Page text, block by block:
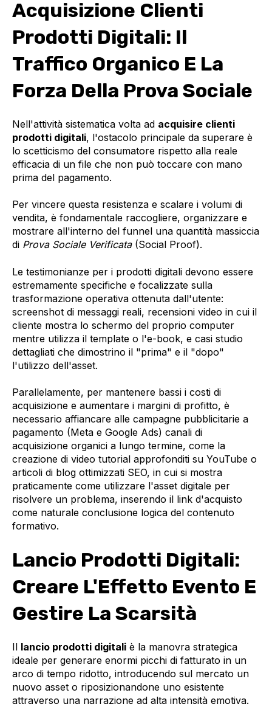
Acquisizione Clienti
Prodotti Digitali: Il
Traffico Organico E La
Forza Della Prova Sociale
Nell'attività sistematica volta ad acquisire clienti
prodotti digitali, l'ostacolo principale da superare è
lo scetticismo del consumatore rispetto alla reale
efficacia di un file che non può toccare con mano
prima del pagamento.
Per vincere questa resistenza e scalare i volumi di
vendita, è fondamentale raccogliere, organizzare e
mostrare all'interno del funnel una quantità massiccia
di Prova Sociale Verificata(Social Proof).
Le testimonianze per i prodotti digitali devono essere
estremamente specifiche e focalizzate sulla
trasformazione operativa ottenuta dall'utente:
screenshot di messaggi reali, recensioni video in cui il
cliente mostra lo schermo del proprio computer
mentre utilizza il template o l'e-book, e casi studio
dettagliati che dimostrino il "prima" e il "dopo"
l'utilizzo dell'asset.
Parallelamente, per mantenere bassi i costi di
acquisizione e aumentare i margini di profitto, è
necessario affiancare alle campagne pubblicitarie a
pagamento (Meta e Google Ads) canali di
acquisizione organici a lungo termine, come la
creazione di video tutorial approfonditi su YouTube o
articoli di blog ottimizzati SEO, in cui si mostra
praticamente come utilizzare l'asset digitale per
risolvere un problema, inserendo il link d'acquisto
come naturale conclusione logica del contenuto
formativo.
Lancio Prodotti Digitali:
Creare L'Effetto Evento E
Gestire La Scarsità
Il lancio prodotti digitali è la manovra strategica
ideale per generare enormi picchi di fatturato in un
arco di tempo ridotto, introducendo sul mercato un
nuovo asset o riposizionandone uno esistente
attraverso una narrazione ad alta intensità emotiva.